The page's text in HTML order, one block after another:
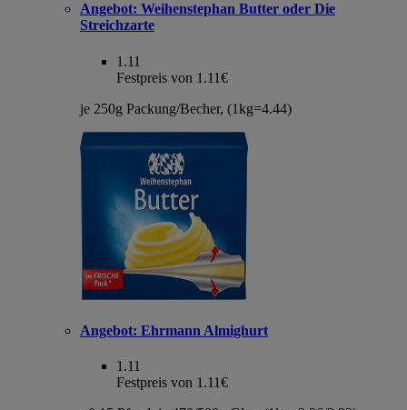
Angebot: Weihenstephan Butter oder Die
Streichzarte
1.11
Festpreis von 1.11€
je 250g Packung/Becher, (1kg=4.44)
Angebot: Ehrmann Almighurt
1.11
Festpreis von 1.11€